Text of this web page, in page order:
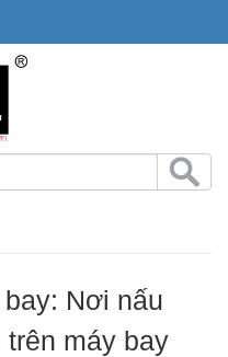
Nơi nấu
máy bay